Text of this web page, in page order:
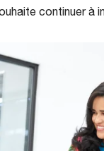
continuer à